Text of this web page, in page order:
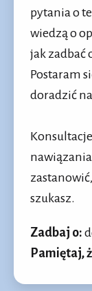
pytania o
wiedzą o
jak zadbać
Postaram
doradzić
szukasz.
Zadbaj o:
Pamiętaj,